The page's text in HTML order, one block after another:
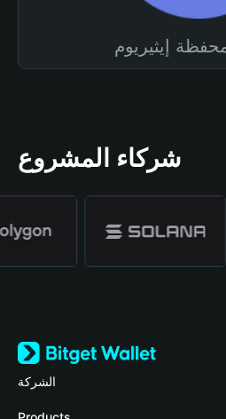
شركاء المشروع
الشركة